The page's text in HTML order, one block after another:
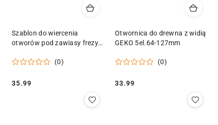
Szablon do wiercenia
otworów pod zawiasy frezy
(0)
Cena:
35.99
Otwornica do drewna z widią
GEKO 5el.64-127mm
(0)
Cena:
33.99